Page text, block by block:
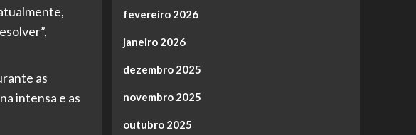
as
intensa e as
fevereiro 2026
janeiro 2026
dezembro 2025
novembro 2025
outubro 2025